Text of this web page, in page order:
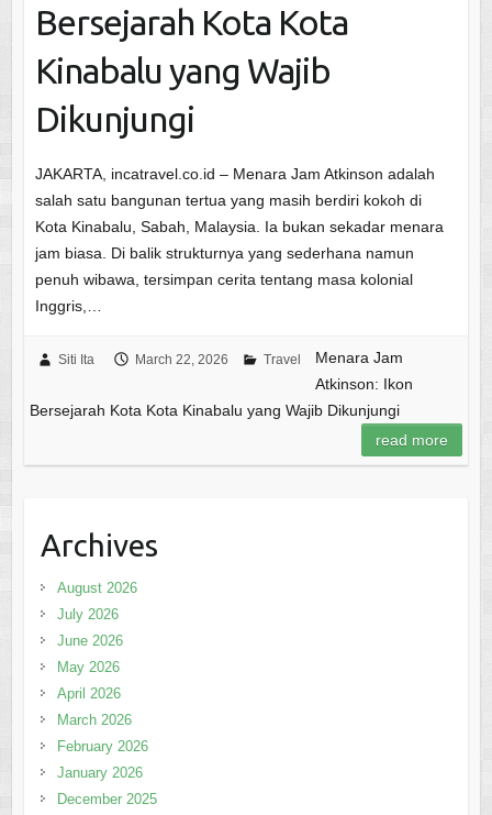
Bersejarah Kota Kota
Kinabalu yang Wajib
Dikunjungi
JAKARTA, incatravel.co.id – Menara Jam Atkinson adalah
salah satu bangunan tertua yang masih berdiri kokoh di
Kota Kinabalu, Sabah, Malaysia. Ia bukan sekadar menara
jam biasa. Di balik strukturnya yang sederhana namun
penuh wibawa, tersimpan cerita tentang masa kolonial
Inggris,…
Siti Ita March 22, 2026 Travel
Menara Jam
Atkinson: Ikon
Bersejarah Kota Kota Kinabalu yang Wajib Dikunjungi
read more
Archives
August 2026
July 2026
June 2026
May 2026
April 2026
March 2026
February 2026
January 2026
December 2025